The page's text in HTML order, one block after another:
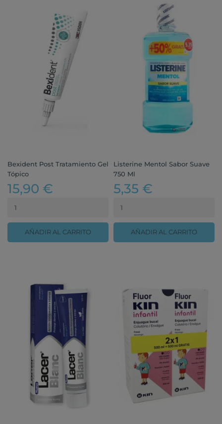
Bexident Post Tratamiento Gel
Tópico
15,90 €
AÑADIR AL CARRITO
Listerine Mentol Sabor Suave
750 Ml
5,35 €
AÑADIR AL CARRITO